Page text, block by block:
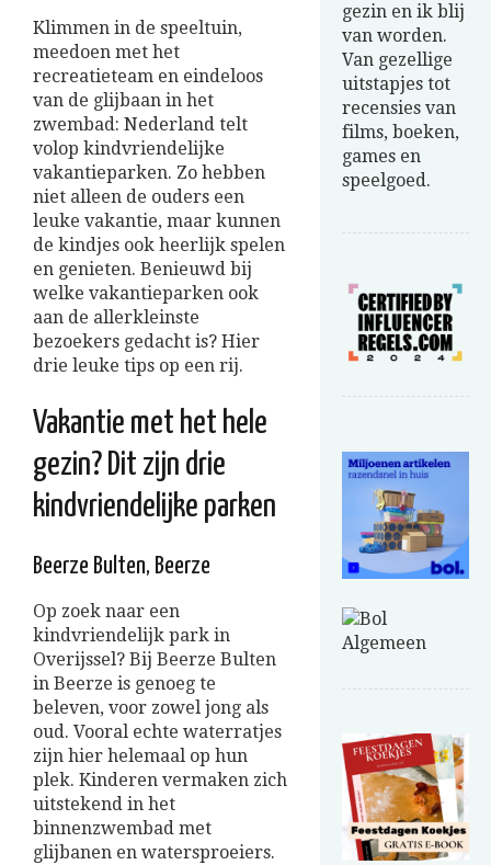
Klimmen in de speeltuin,
meedoen met het
recreatieteam en eindeloos
van de glijbaan in het
zwembad: Nederland telt
volop kindvriendelijke
vakantieparken. Zo hebben
niet alleen de ouders een
leuke vakantie, maar kunnen
de kindjes ook heerlijk spelen
en genieten. Benieuwd bij
welke vakantieparken ook
aan de allerkleinste
bezoekers gedacht is? Hier
drie leuke tips op een rij.
Vakantie met het hele
gezin? Dit zijn drie
kindvriendelijke parken
Beerze Bulten, Beerze
Op zoek naar een
kindvriendelijk park in
Overijssel? Bij Beerze Bulten
in Beerze is genoeg te
beleven, voor zowel jong als
oud. Vooral echte waterratjes
zijn hier helemaal op hun
plek. Kinderen vermaken zich
uitstekend in het
binnenzwembad met
glijbanen en watersproeiers.
gezin en ik blij
van worden.
Van gezellige
uitstapjes tot
recensies van
films, boeken,
games en
speelgoed.